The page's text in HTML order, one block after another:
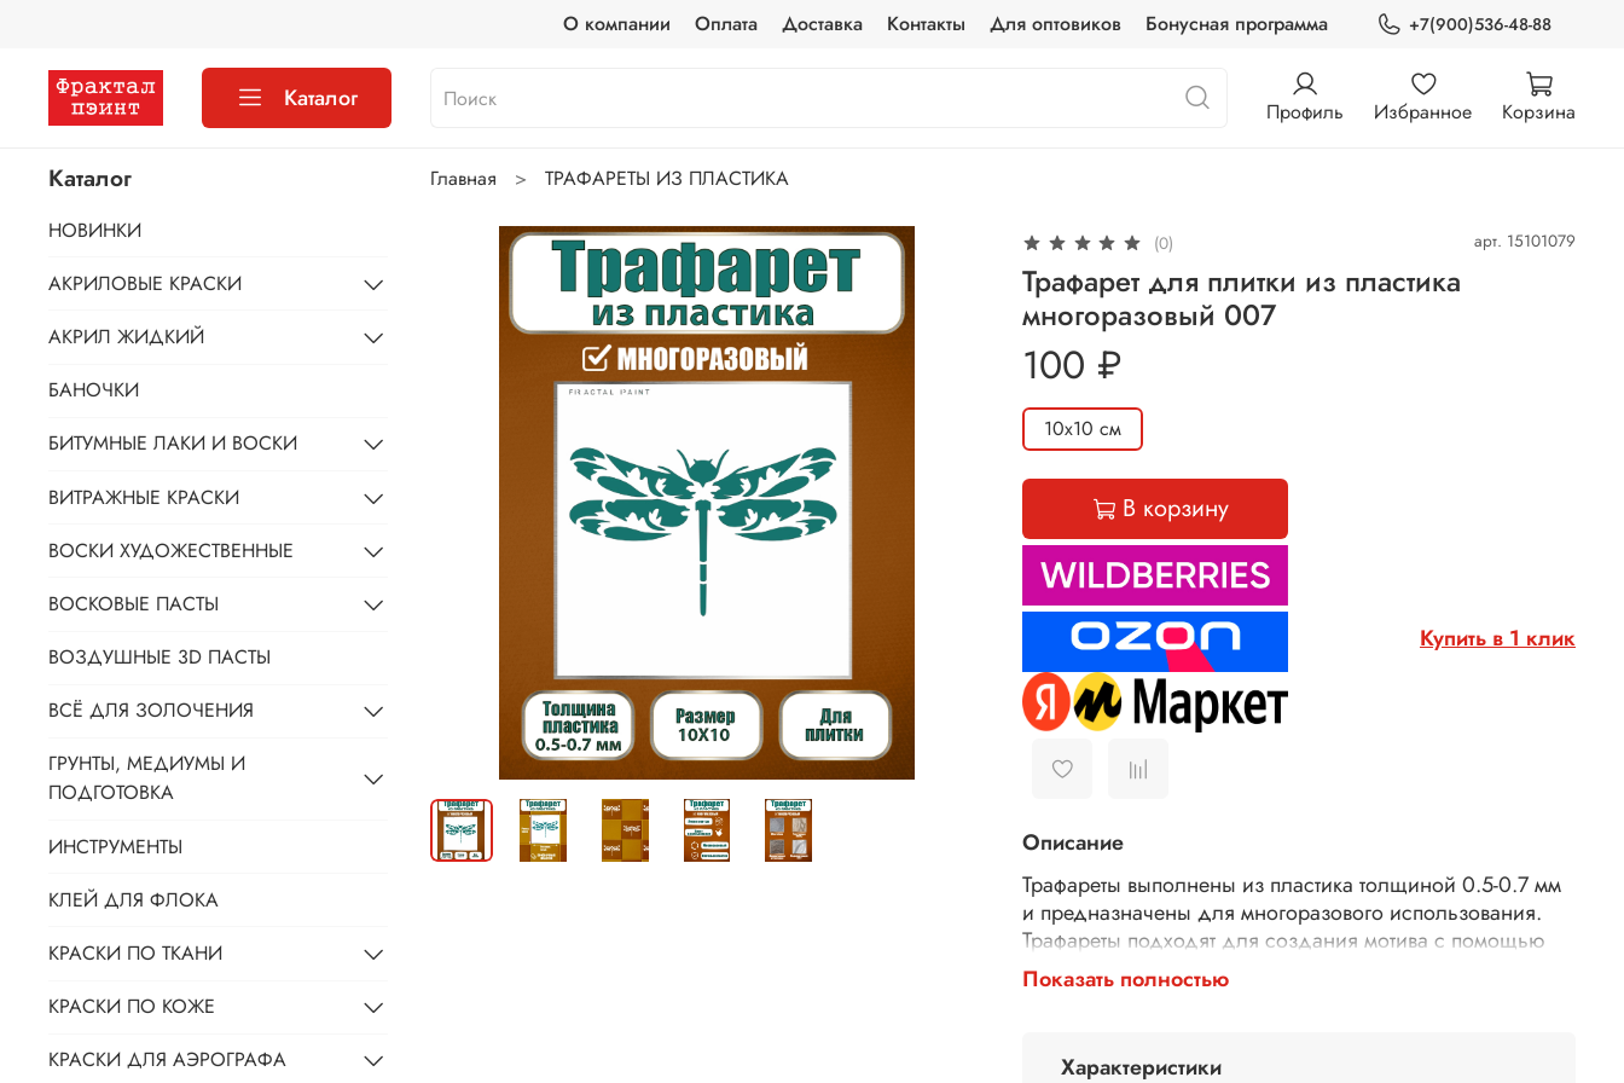
О компании Оплата Доставка Контакты Для оптовиков Бонусная программа +7(900)536-48-88
Каталог Профиль Избранное Корзина
Главная ТРАФАРЕТЫ ИЗ ПЛАСТИКА
(0) арт. 15101079
Трафарет для плитки из пластика
многоразовый 007
100 ₽
10х10 см
В корзину
Купить в 1 клик
Описание
Трафареты выполнены из пластика толщиной 0.5-0.7 мм
и предназначены для многоразового использования.
Трафареты подходят для создания мотива с помощью
текстурных паст, 3D геля, декоративной штукатурки,
шпатлевки. Трафареты подходят для декора различных
панно), использования в технике декупаж и скрапбукинг.
Показать полностью
Характеристики
Каталог
НОВИНКИ
АКРИЛОВЫЕ КРАСКИ
АКРИЛ ЖИДКИЙ
БАНОЧКИ
БИТУМНЫЕ ЛАКИ И ВОСКИ
ВИТРАЖНЫЕ КРАСКИ
ВОСКИ ХУДОЖЕСТВЕННЫЕ
ВОСКОВЫЕ ПАСТЫ
ВОЗДУШНЫЕ 3D ПАСТЫ
ВСЁ ДЛЯ ЗОЛОЧЕНИЯ
ГРУНТЫ, МЕДИУМЫ И
ПОДГОТОВКА
ИНСТРУМЕНТЫ
КЛЕЙ ДЛЯ ФЛОКА
КРАСКИ ПО ТКАНИ
КРАСКИ ПО КОЖЕ
КРАСКИ ДЛЯ АЭРОГРАФА